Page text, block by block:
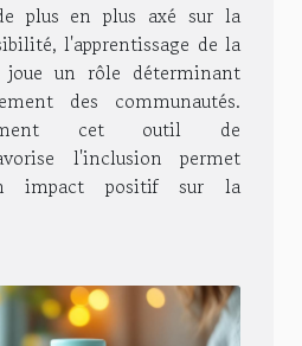
plus en plus axé sur la
l'apprentissage de la
joue un rôle déterminant
des communautés.
cet outil de
l'inclusion permet
impact positif sur la